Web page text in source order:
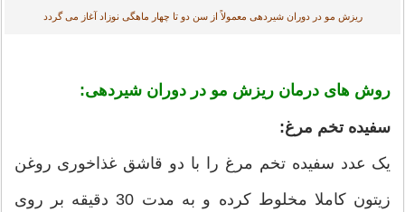
ریزش مو در دوران شیردهی معمولاً از سن دو تا چهار ماهگی نوزاد آغاز می گردد
روش های درمان ریزش مو در دوران شیردهی:
سفیده تخم ­مرغ:
یک عدد سفیده تخم ­مرغ را با دو قاشق غذاخوری روغن
زیتون کاملا مخلوط کرده و به مدت 30 دقیقه بر روی